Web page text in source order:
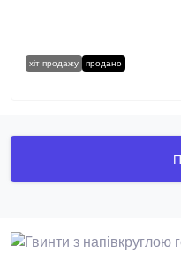
хіт продажу продано